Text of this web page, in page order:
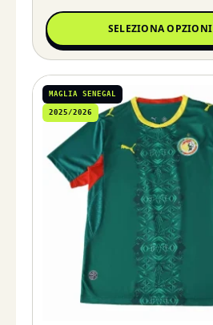
SELEZIONA OPZIONI
MAGLIA SENEGAL
2025/2026